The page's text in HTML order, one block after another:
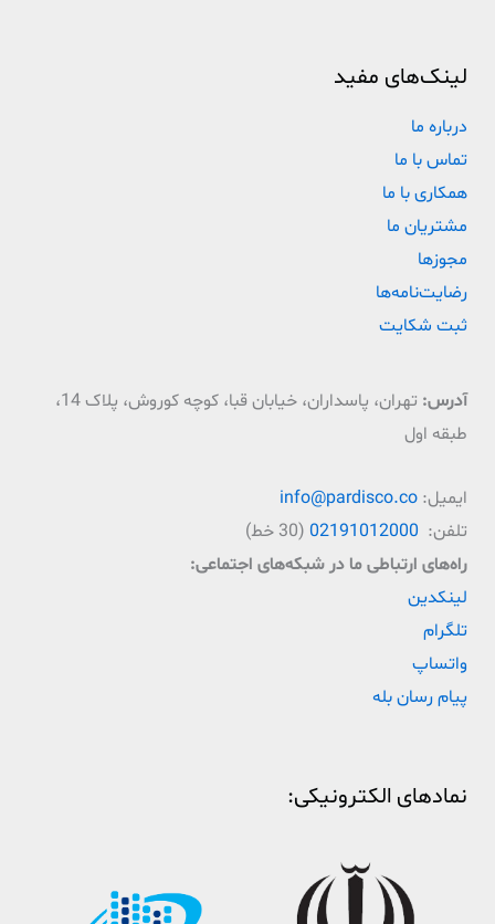
لینک‌های مفید
درباره ما
تماس با ما
همکاری با ما
مشتریان ما
مجوزها
رضایت‌نامه‌ها
ثبت شکایت
آدرس:
تهران، پاسداران، خیابان قبا، کوچه کوروش، پلاک 14،
طبقه اول
ایمیل: info@pardisco.co
تلفن: 02191012000 (30 خط)
راه‌‌های ارتباطی ما در شبکه‌های اجتماعی:
لینکدین
تلگرام
واتساپ
پیام رسان بله
نمادهای الکترونیکی: